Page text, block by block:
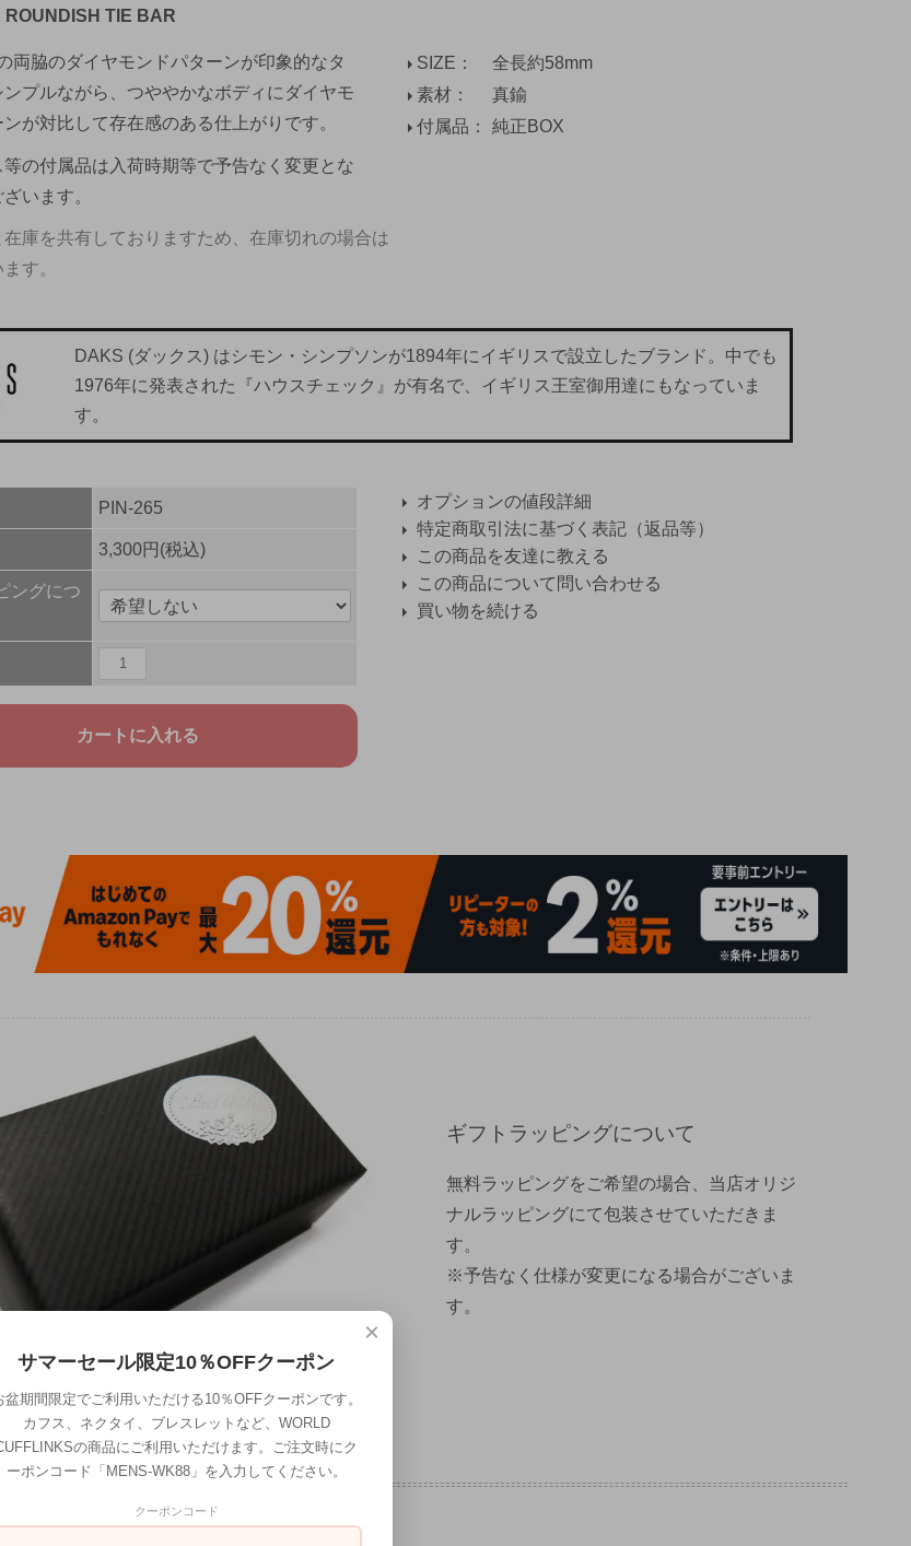
ROUNDISH TIE BAR
両脇のダイヤモンドパターンが印象的なタ
ンプルながら、つややかなボディにダイヤモ
が対比して存在感のある仕上がりです。
SIZE
全長約58mm
素材
真鍮
付属品
純正BOX
の付属品は入荷時期等で予告なく変更とな
います。
庫を共有しておりますため、在庫切れの場合は
す。
DAKS (ダックス) はシモン・シンプソンが1894年にイギリスで設立したブランド。中でも
1976年に発表された『ハウスチェック』が有名で、イギリス王室御用達にもなっていま
す。
PIN-265
3,300円(税込)
ングにつ
オプションの値段詳細
特定商取引法に基づく表記（返品等）
この商品を友達に教える
この商品について問い合わせる
買い物を続ける
ギフトラッピングについて
無料ラッピングをご希望の場合、当店オリジ
ナルラッピングにて包装させていただきま
す。
※予告なく仕様が変更になる場合がございま
す。
×
サマーセール限定10％OFFクーポン
盆期間限定でご利用いただける10％OFFクーポンです。
カフス、ネクタイ、ブレスレットなど、WORLD
の商品にご利用いただけます。ご注文時にク
ーポンコード「MENS-WK88」を入力してください。
クーポンコード